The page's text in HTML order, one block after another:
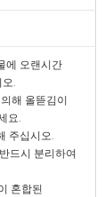
에 오랜시간
.
해 올뜯김이
요.
주십시오.
드시 분리하여
혼합된